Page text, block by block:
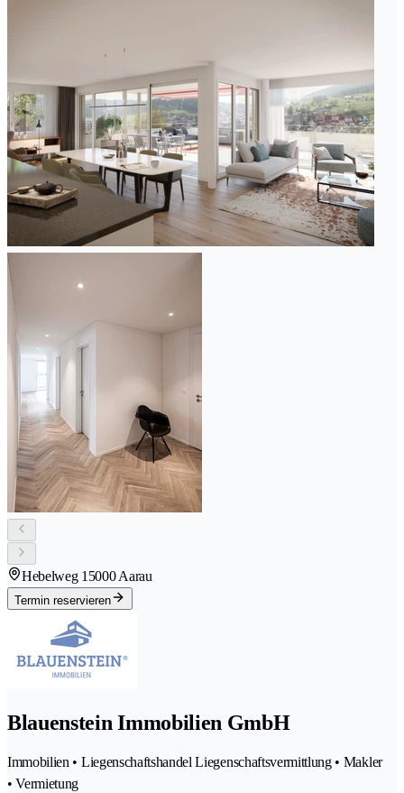
Hebelweg 1 5000 Aarau
Termin reservieren
Blauenstein Immobilien GmbH
Immobilien • Liegenschaftshandel Liegenschaftsvermittlung • Makler
• Vermietung